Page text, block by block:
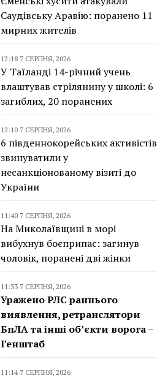
Саудівську Аравію: поранено 11
мирних жителів
12:18 7 СЕРПНЯ, 2026
У Таїланді 14-річний учень
влаштував стрілянину у школі: 6
загиблих, 20 поранених
12:10 7 СЕРПНЯ, 2026
6 південнокорейських активістів
звинуватили у
несанкціонованому візиті до
України
11:40 7 СЕРПНЯ, 2026
На Миколаївщині в морі
вибухнув боєприпас: загинув
чоловік, поранені дві жінки
11:33 7 СЕРПНЯ, 2026
Уражено РЛС раннього
виявлення, ретранслятори
БпЛА та інші об’єкти ворога –
Генштаб
11:14 7 СЕРПНЯ, 2026